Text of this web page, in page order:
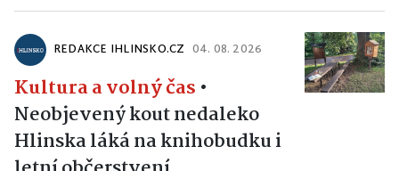
REDAKCE IHLINSKO.CZ 04. 08. 2026
Kultura a volný čas •
Neobjevený kout nedaleko
Hlinska láká na knihobudku i